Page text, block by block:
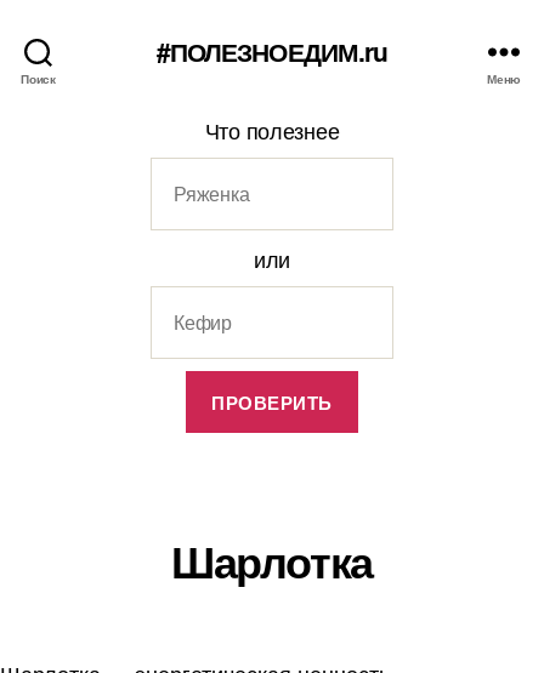
Поиск
#ПОЛЕЗНОЕДИМ.ru
Меню
Что полезнее
или
Шарлотка